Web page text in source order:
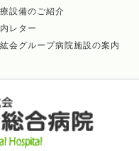
設備のご紹介
レター
会グループ病院施設の案内